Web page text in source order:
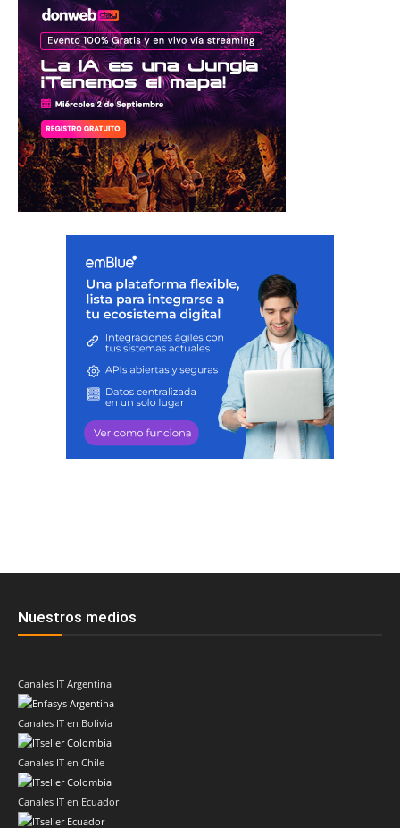
Nuestros medios
Canales IT Argentina
Canales IT en Bolivia
Canales IT en Chile
Canales IT en Ecuador